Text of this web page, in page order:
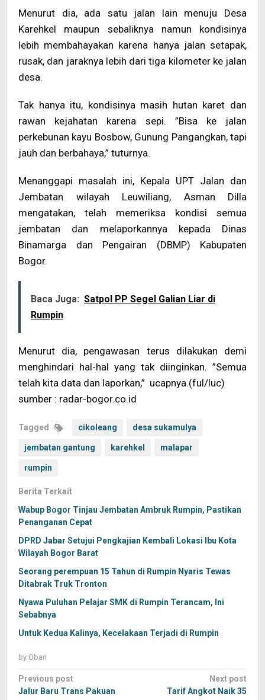
Menurut dia, ada satu jalan lain menuju Desa
Karehkel maupun sebaliknya namun kondisinya
lebih membahayakan karena hanya jalan setapak,
rusak, dan jaraknya lebih dari tiga kilometer ke jalan
desa.
Tak hanya itu, kondisinya masih hutan karet dan
rawan kejahatan karena sepi. ”Bisa ke jalan
perkebunan kayu Bosbow, Gunung Pangangkan, tapi
jauh dan berbahaya,” tuturnya.
Menanggapi masalah ini, Kepala UPT Jalan dan
Jembatan wilayah Leuwiliang, Asman Dilla
mengatakan, telah memeriksa kondisi semua
jembatan dan melaporkannya kepada Dinas
Binamarga dan Pengairan (DBMP) Kabupaten
Bogor.
Baca Juga: Satpol PP Segel Galian Liar di
Rumpin
Menurut dia, pengawasan terus dilakukan demi
menghindari hal-hal yang tak diinginkan. ”Semua
telah kita data dan laporkan,” ucapnya.(ful/luc)
sumber : radar-bogor.co.id
Tagged cikoleang desa sukamulya
jembatan gantung karehkel malapar
rumpin
Berita Terkait
Wabup Bogor Tinjau Jembatan Ambruk Rumpin, Pastikan
Penanganan Cepat
DPRD Jabar Setujui Pengkajian Kembali Lokasi Ibu Kota
Wilayah Bogor Barat
Seorang perempuan 15 Tahun di Rumpin Nyaris Tewas
Ditabrak Truk Tronton
Nyawa Puluhan Pelajar SMK di Rumpin Terancam, Ini
Sebabnya
Untuk Kedua Kalinya, Kecelakaan Terjadi di Rumpin
by Oban
Post
navigation
Previous post
Jalur Baru Trans Pakuan
Next post
Tarif Angkot Naik 35